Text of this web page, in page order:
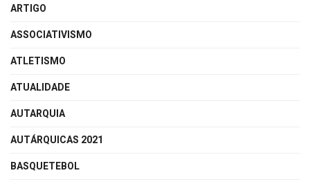
ARTIGO
ASSOCIATIVISMO
ATLETISMO
ATUALIDADE
AUTARQUIA
AUTÁRQUICAS 2021
BASQUETEBOL